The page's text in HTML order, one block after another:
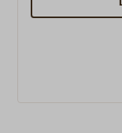
und ändert den